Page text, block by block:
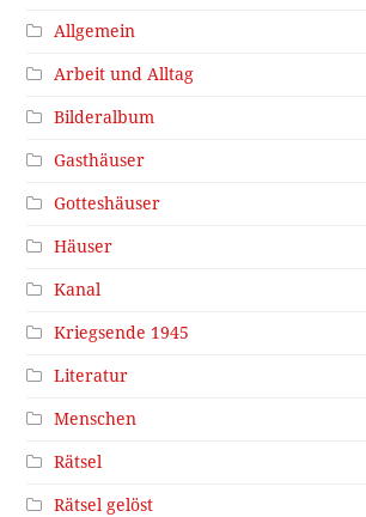
Allgemein
Arbeit und Alltag
Bilderalbum
Gasthäuser
Gotteshäuser
Häuser
Kanal
Kriegsende 1945
Literatur
Menschen
Rätsel
Rätsel gelöst